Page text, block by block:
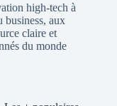
high-tech à
business, aux
claire et
du monde